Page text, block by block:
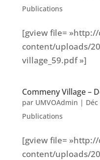
Publications
[gview file=
content/uploads/
village_59.pdf »]
Commeny Village –
par UMVOAdmin |
Publications
[gview file=
content/uploads/